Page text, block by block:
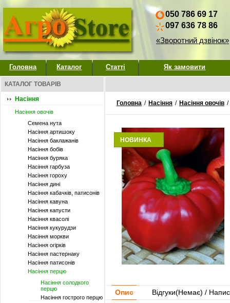
050 786 69 17
097 636 78 86
«Зворотний дзвінок»
Головна Каталог Статті Як замовити
КАТАЛОГ ТОВАРІВ
Насіння
Насіння овочів
Семена нута
Насіння артишоку
Насіння баклажанів
Насіння бобів
Насіння буряка
Насіння гарбуза
Насіння гороху
Насіння дині
Насіння кабачків, патисонів
Насіння кавуна
Насіння капусти
Насіння квасолі
Насіння кукурудзи
Насіння моркви
Насіння огірків
Насіння пастернаку
Насіння патисонів
Насіння перцю
Насіння солодкого
перцю
Насіння гострого перцю
Головна / Насіння / Насіння овочів /
НОВИНКА
Опис Відгуки(Немає) /